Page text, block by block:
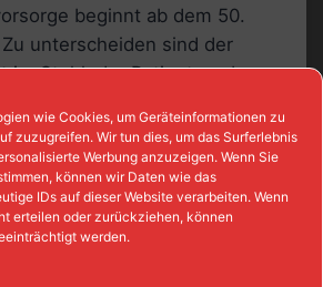
wie Cookies, um Geräteinformationen zu
zuzugreifen. Wir tun dies, um das Surferlebnis
Werbung anzuzeigen. Wenn Sie
können wir Daten wie das
IDs auf dieser Website verarbeiten. Wenn
erteilen oder zurückziehen, können
werden.
beginnt ab dem 50.
unterscheiden sind der
im Stuhl, der Patienten ab
erstattet wird und die
oder Koloskopie, die ab
zum
der Krankenkassen
Darmspiegelung wird bei
Befund alle zehn Jahre